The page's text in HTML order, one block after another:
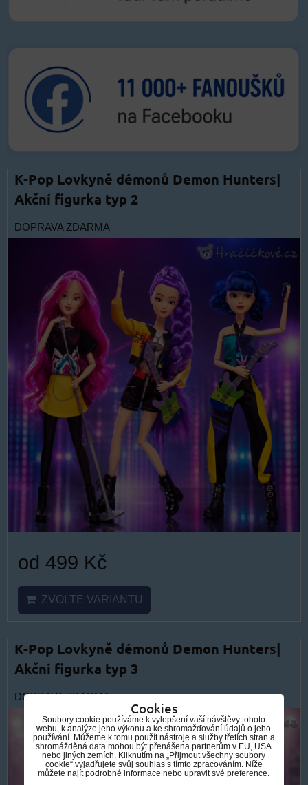
K-Pop Lovkyně démonů Demon Hunters|
Akční figurka typ 2
DOPRAVA ZDARMA
od 499 Kč
ZVOLTE VARIANTU
K-Pop Lovkyně démonů Demon Hunters|
Akční figurka typ 3
DOPRAVA ZDARMA
Cookies
Soubory cookie používáme k vylepšení vaší návštěvy tohoto
webu, k analýze jeho výkonu a ke shromažďování údajů o jeho
používání. Můžeme k tomu použít nástroje a služby třetích stran a
shromážděná data mohou být přenášena partnerům v EU, USA
nebo jiných zemích. Kliknutím na „Přijmout všechny soubory
cookie“ vyjadřujete svůj souhlas s tímto zpracováním. Níže
můžete najít podrobné informace nebo upravit své preference.